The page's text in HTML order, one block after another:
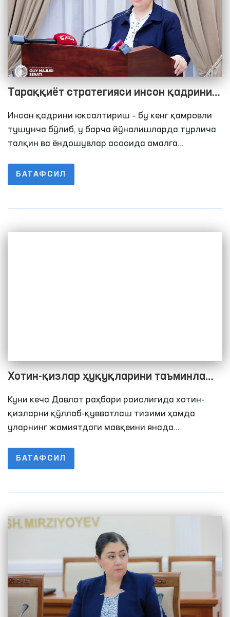
Тараққиёт стратегияси инсон қадрини
юксалтиришга қаратилган муҳим
ташаббусларни қамраб олган
Инсон қадрини юксалтириш – бу кенг қамровли
тушунча бўлиб, у барча йўналишларда турлича
талқин ва ёндошувлар асосида амалга
вазифа энг аввало, қуйи бўғин ҳисобланган
маҳаллалардан бошлаб, жамоатчилик, давлат
БАТАФСИЛ
Хотин-қизлар ҳуқуқларини таъминлаш
давлат сиёсатининг устувор
йўналишидир
Куни кеча Давлат раҳбари раислигида хотин-
қизларни қўллаб-қувватлаш тизими ҳамда
уларнинг жамиятдаги мавқеини янада
видеоселектор йиғилишида бугунги куннинг
долзарб вазифалари муҳокама этилди.
БАТАФСИЛ